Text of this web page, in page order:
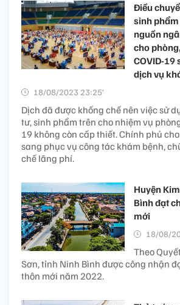
Điều
sinh
nguồn
cho
COVID-19
dịch vụ
18/08/2023 23:25’
Dịch đã được khống chế nên việc sử
tư, sinh phẩm trên cho nhiệm vụ
19 không còn cấp thiết. Chính phủ
sang phục vụ công tác khám bệnh,
chế lãng phí.
Huyện
Bình đạt
mới
18/08/
Theo
Sơn, tỉnh Ninh Bình được công nhận
thôn mới năm 2022.